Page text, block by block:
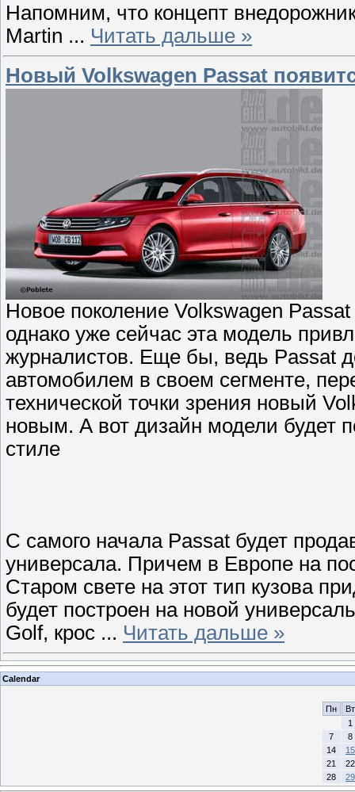
Напомним, что концепт
Martin ... Читать дальше »
Новый Volkswagen Passat
Новое поколение Volkswagen
однако уже сейчас эта модель
журналистов. Еще бы, ведь Passat
автомобилем в своем сегменте,
технической точки зрения новый
новым. А вот дизайн модели будет
стиле
С самого начала Passat будет
универсала. Причем в Европе на
Старом свете на этот тип кузова
будет построен на новой
Golf, крос ... Читать дальше »
Calendar
Пн
Вт
1
7
8
14
15
21
22
28
29